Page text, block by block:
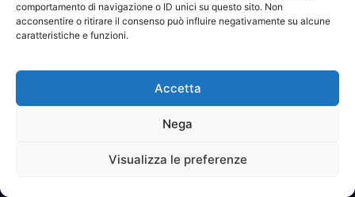
comportamento di navigazione o ID unici su questo sito. Non
acconsentire o ritirare il consenso può influire negativamente su alcune
caratteristiche e funzioni.
Accetta
Nega
Visualizza le preferenze
sen. Cristoforo Ricci, l’assessore regionale Roberto
Costanzo, il questore regionale Gennaro Melone,
socio-economico della Valfortore e per ridare al
cittadino sfiduciato la forza di ancora credere nelle
istituzioni e nei propri uomini».
Sono quarantacinque anni che aspettiamo, e per il